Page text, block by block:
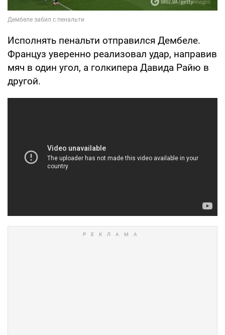
Исполнять пенальти отправился Дембеле.
Француз уверенно реализовал удар, направив
мяч в один угол, а голкипера Давида Райю в
другой.